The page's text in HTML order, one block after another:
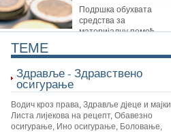
Подршка обухвата
средства за
материјалну помоћ
иноватора Републике Српске,
иноватора и другим
TEME
Здравље - Здравствено
осигурање
Водич кроз права, Здравље дјеце и мајки
Листа лијекова на рецепт, Обавезно
осигурање, Ино осигурање, Боловање,